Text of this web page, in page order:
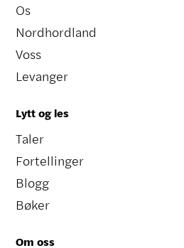
Os
Nordhordland
Voss
Levanger
Lytt og les
Taler
Fortellinger
Blogg
Bøker
Om oss